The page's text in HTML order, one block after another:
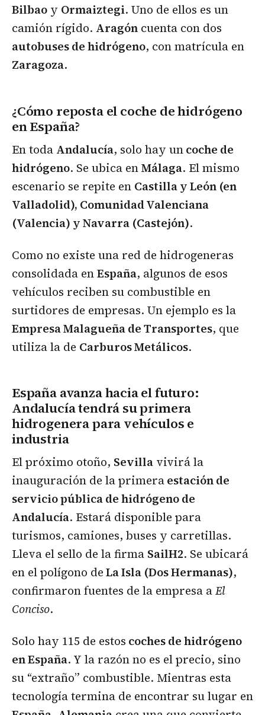
Bilbao y Ormaiztegi. Uno de ellos es un
camión rígido. Aragón cuenta con dos
autobuses de hidrógeno, con matrícula en
Zaragoza.
¿Cómo reposta el coche de hidrógeno
en España?
En toda Andalucía, solo hay uncoche de
hidrógeno. Se ubica enMálaga. El mismo
escenario se repite en Castilla y León (en
Valladolid), Comunidad Valenciana
(Valencia) y Navarra (Castejón).
Como no existe una red de hidrogeneras
consolidada enEspaña, algunos de esos
vehículos reciben su combustible en
surtidores de empresas. Un ejemplo es la
Empresa Malagueña de Transportes, que
utiliza la de Carburos Metálicos.
España avanza hacia el futuro:
Andalucía tendrá su primera
hidrogenera para vehículos e
industria
El próximo otoño, Sevilla vivirá la
inauguración de la primeraestación de
servicio pública de hidrógeno de
Andalucía. Estará disponible para
turismos, camiones, buses y carretillas.
Lleva el sello de la firma SailH2. Se ubicará
en el polígono deLa Isla (Dos Hermanas),
confirmaron fuentes de la empresa aEl
Conciso.
Solo hay 115 de estos coches de hidrógeno
en España. Y la razón no es el precio, sino
su “extraño” combustible. Mientras esta
tecnología termina de encontrar su lugar en